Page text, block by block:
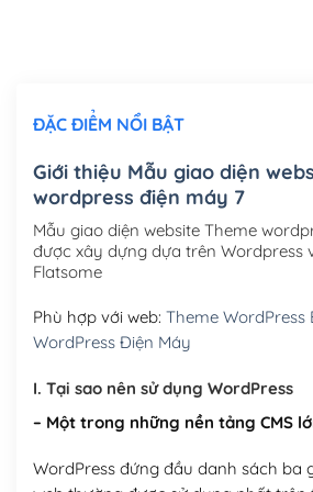
Mua thêm Host + Tên miền
Tên miền quốc tế .com .net .org
Tên miền Việt Nam .vn (1 năm)
Hosting 2GB SSD (1 năm)
Hosting 5GB SSD (1 năm)
Hosting 8GB SSD (1 năm)
ĐẶC ĐIỂM NỔI BẬT
Giới thiệu Mẫu giao diện
wordpress điện máy 7
Mẫu giao diện website Theme
được xây dựng dựa trên Wordpress
Flatsome
Phù hợp với web: Theme WordPress
WordPress Điện Máy
I. Tại sao nên sử dụng WordPress
– Một trong những nền tảng CMS
WordPress đứng đầu danh sách ba